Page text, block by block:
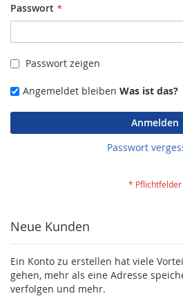
Passwort
Passwort zeigen
Angemeldet bleiben Was ist das?
Anmelden
Passwort
Neue Kunden
Ein Konto zu erstellen hat viele
gehen, mehr als eine Adresse
verfolgen und mehr.